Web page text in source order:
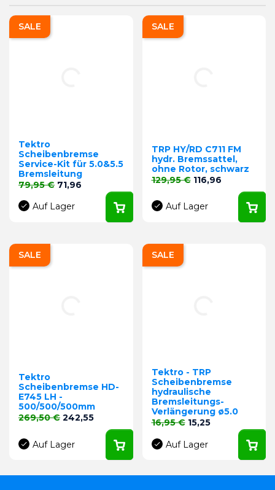
Tektro
Scheibenbremse
Service-Kit für 5.0&5.5
Bremsleitung
Verkaufspreis
79,95 € Preis
71,96
Auf Lager
SALE
TRP HY/RD C711 FM
hydr. Bremssattel,
ohne Rotor, schwarz
Verkaufspreis
129,95 € Preis
116,96
Auf Lager
SALE
Tektro
Scheibenbremse HD-
E745 LH -
500/500/500mm
Verkaufspreis
269,50 € Preis
242,55
Auf Lager
SALE
Tektro - TRP
Scheibenbremse
hydraulische
Bremsleitungs-
Verlängerung ø5.0
Verkaufspreis
16,95 € Preis
15,25
Auf Lager
SALE